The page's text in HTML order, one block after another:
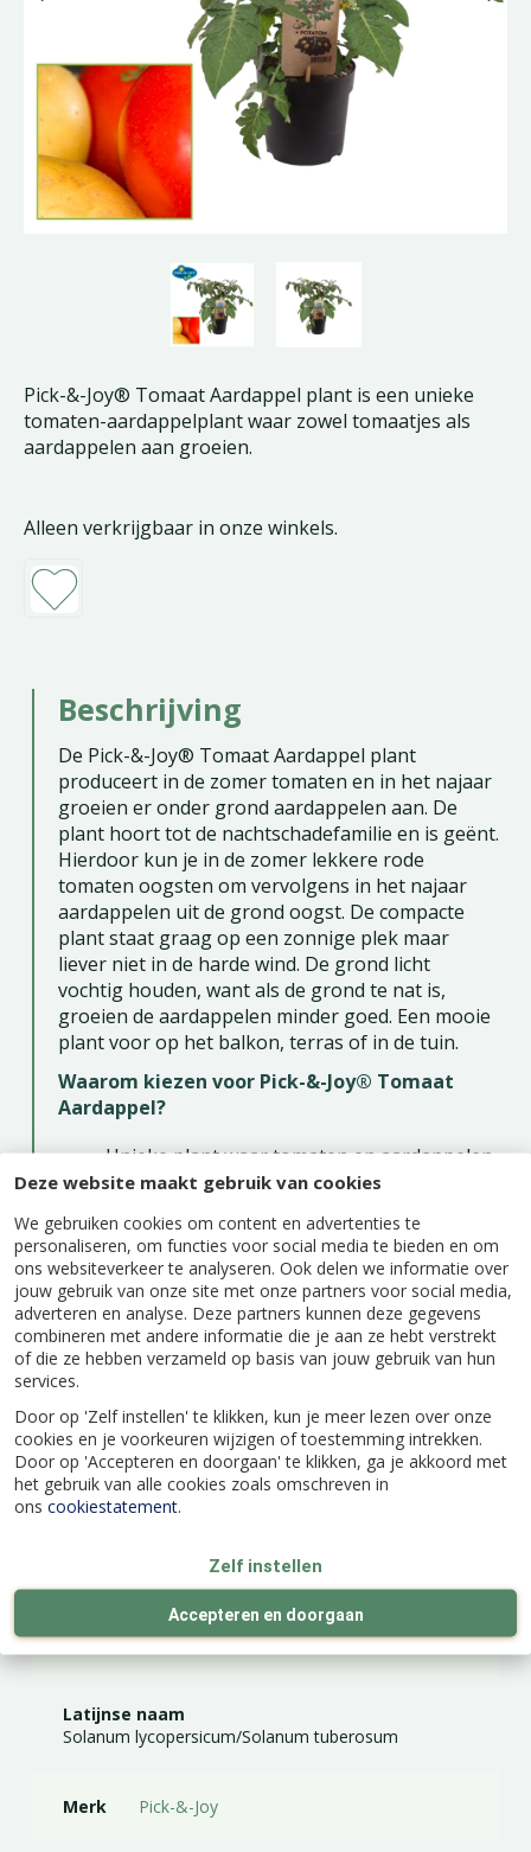
Deze website maakt gebruik van cookies
We gebruiken cookies om content en advertenties te
personaliseren, om functies voor social media te bieden en om
ons websiteverkeer te analyseren. Ook delen we informatie over
jouw gebruik van onze site met onze partners voor social media,
adverteren en analyse. Deze partners kunnen deze gegevens
combineren met andere informatie die je aan ze hebt verstrekt
of die ze hebben verzameld op basis van jouw gebruik van hun
services.
Door op 'Zelf instellen' te klikken, kun je meer lezen over onze
cookies en je voorkeuren wijzigen of toestemming intrekken.
Door op 'Accepteren en doorgaan' te klikken, ga je akkoord met
het gebruik van alle cookies zoals omschreven in
ons cookiestatement.
Zelf instellen
Accepteren en doorgaan
Pick-&-Joy® Tomaat Aardappel plant is een unieke
tomaten-aardappelplant waar zowel tomaatjes als
aardappelen aan groeien.
Alleen verkrijgbaar in onze winkels.
Beschrijving
De Pick-&-Joy® Tomaat Aardappel plant
produceert in de zomer tomaten en in het najaar
groeien er onder grond aardappelen aan. De
plant hoort tot de nachtschadefamilie en is geënt.
Hierdoor kun je in de zomer lekkere rode
tomaten oogsten om vervolgens in het najaar
aardappelen uit de grond oogst. De compacte
plant staat graag op een zonnige plek maar
liever niet in de harde wind. De grond licht
vochtig houden, want als de grond te nat is,
groeien de aardappelen minder goed. Een mooie
plant voor op het balkon, terras of in de tuin.
Waarom kiezen voor Pick-&-Joy® Tomaat
Aardappel?
Unieke plant waar tomaten en aardappelen
aan één plant groeien
Compacte groei, ideaal voor kleine tuinen
en potten
Gemakkelijk te verzorgen en snel resultaat
Halfwas product, buiten zelf verder
opkweken
Plant wordt ca. 150 cm hoog
Specificaties
EAN code 8717191259132
Latijnse naam
Solanum lycopersicum/Solanum tuberosum
Merk Pick-&-Joy